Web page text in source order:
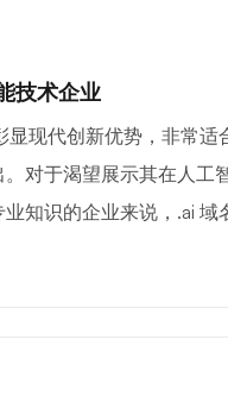
技术企业
显现代创新优势，非常适
。对于渴望展示其在人工
知识的企业来说，.ai 域